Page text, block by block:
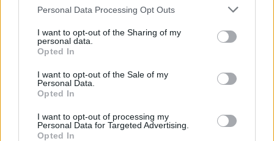
Personal Data Processing Opt Outs
I want to opt-out of the Sharing of my
personal data.
Opted In
I want to opt-out of the Sale of my
Personal Data.
Opted In
I want to opt-out of processing my
Personal Data for Targeted Advertising.
Opted In